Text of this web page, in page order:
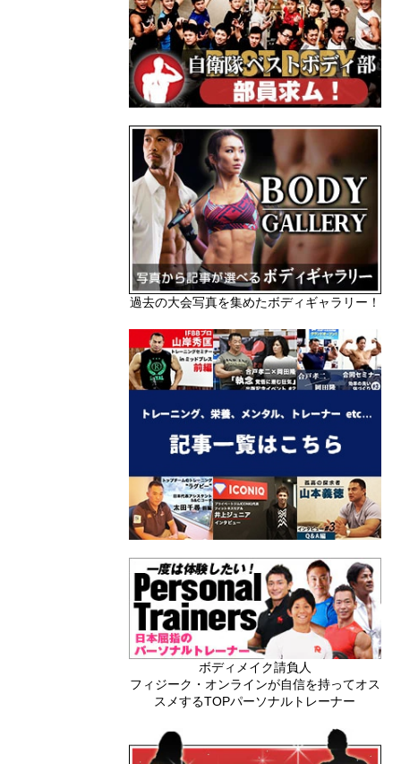
過去の大会写真を集めたボディギャラリー！
ボディメイク請負人
フィジーク・オンラインが自信を持ってオス
スメするTOPパーソナルトレーナー